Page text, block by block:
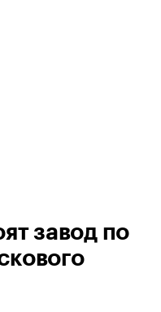
завод по